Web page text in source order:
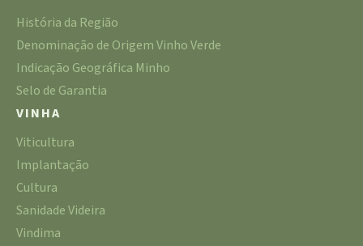
História da Região
Denominação de Origem Vinho Verde
Indicação Geográfica Minho
Selo de Garantia
VINHA
Viticultura
Implantação
Cultura
Sanidade Videira
Vindima